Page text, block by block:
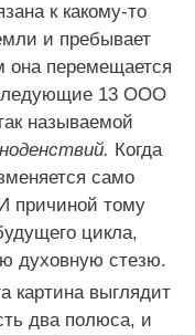
к какому-то
и пребывает
перемещается
13 ООО
называемой
Когда
само
причиной тому
цикла,
духовную стезю.
картина выглядит
два полюса, и